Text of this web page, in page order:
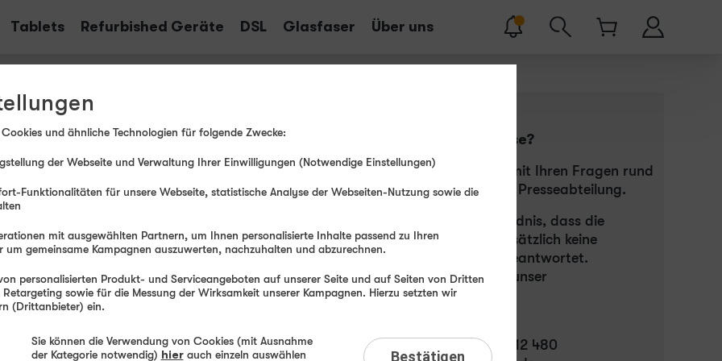
Tablets Refurbished Geräte DSL Glasfaser Über uns
Download-/
Medien-Center
von winSIM
aktuellen Pressemitteilungen in
zum honorarfreien Download sowie Ihren
Aktionen und Services informiert werden?
tragen Sie sich in unseren Presseverteiler ein.
Hand.
Sie sind von der Presse?
Dann wenden Sie sich mit Ihren Fragen rund
um winSIM bitte an die Presseabteilung.
Bitte haben Sie Verständnis, dass die
Presseabteilung grundsätzlich keine
Endkundenanfragen beantwortet.
Nutzen Sie dafür bitte unser
Kontaktformular
Presse-Hotline: 06181 412 480
und ähnliche Technologien für folgende Zwecke:
der Webseite und Verwaltung Ihrer Einwilligungen (Notwendige Einstellungen)
Funktionalitäten für unsere Webseite, statistische Analyse der Webseiten-Nutzung sowie die
mit ausgewählten Partnern, um Ihnen personalisierte Inhalte passend zu Ihren
um gemeinsame Kampagnen auszuwerten, nachzuhalten und abzurechnen.
personalisierten Produkt- und Serviceangeboten auf unserer Seite und auf Seiten von Dritten
sowie für die Messung der Wirksamkeit unserer Kampagnen. Hierzu setzten wir
(Drittanbieter) ein.
Sie können die Verwendung von Cookies (mit Ausnahme
der Kategorie notwendig) hierauch einzeln auswählen
Bestätigen